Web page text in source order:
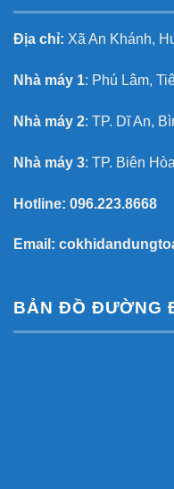
Địa chỉ: Xã An Khánh,
Nhà máy 1: Phú Lâm,
Nhà máy 2: TP. Dĩ An,
Nhà máy 3: TP. Biên
Hotline: 096.223.8668
Email:
BẢN ĐỒ ĐƯỜNG